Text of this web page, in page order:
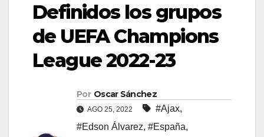
Definidos los grupos
de UEFA Champions
League 2022-23
Por Oscar Sánchez
AGO 25, 2022 #Ajax,
#Edson Álvarez, #España,